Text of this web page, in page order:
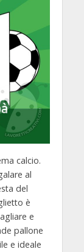
calcio.
al
del
è
e
pallone
e ideale